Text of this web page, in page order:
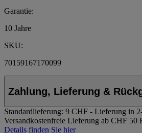
Garantie:
10 Jahre
SKU:
70159167170099
Zahlung, Lieferung &
Standardlieferung: 9 CHF - Lieferung in
Versandkostenfreie Lieferung ab CHF 50
Details finden Sie hier